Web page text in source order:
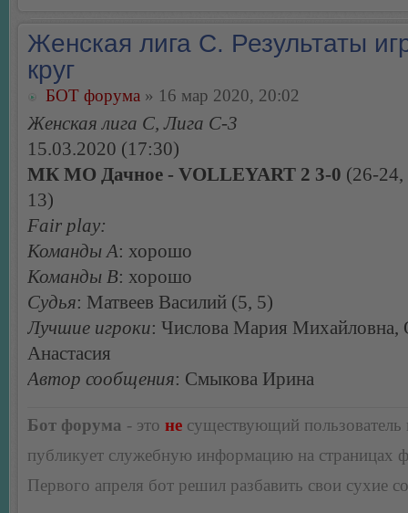
Женская лига С. Результаты
круг
БОТ форума » 16 мар 2020, 20:02
Женская лига С, Лига С-3
15.03.2020 (17:30)
МК МО Дачное - VOLLEYART 2 3-0 (26-
13)
Fair play:
Команды А: хорошо
Команды В: хорошо
Судья: Матвеев Василий (5, 5)
Лучшие игроки: Числова Мария Михайловна,
Анастасия
Автор сообщения: Смыкова Ирина
Бот форума - это не существующий пользователь
публикует служебную информацию на страницах
Первого апреля бот решил разбавить свои сухие